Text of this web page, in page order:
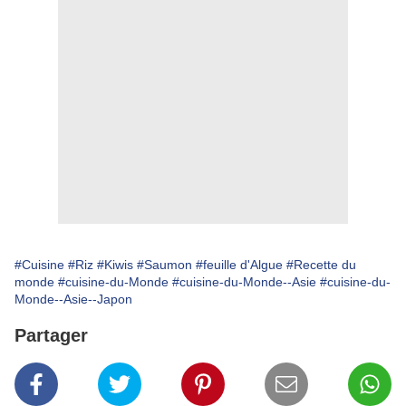
#Cuisine #Riz #Kiwis #Saumon #feuille d'Algue #Recette du
monde #cuisine-du-Monde #cuisine-du-Monde--Asie #cuisine-du-
Monde--Asie--Japon
Partager